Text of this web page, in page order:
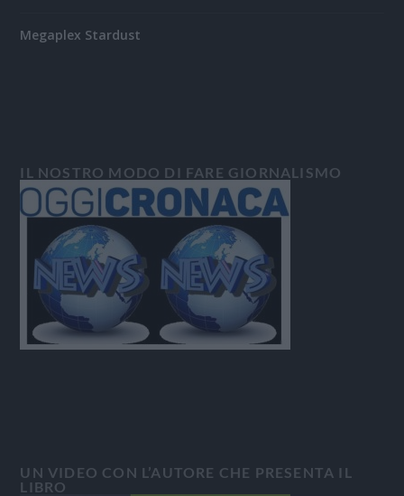
Megaplex Stardust
IL NOSTRO MODO DI FARE GIORNALISMO
UN VIDEO CON L’AUTORE CHE PRESENTA IL
LIBRO